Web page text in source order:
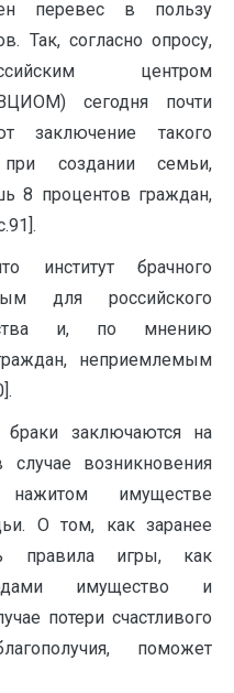
перевес в пользу
Так, согласно опросу,
центром
сегодня почти
заключение такого
создании семьи,
8 процентов граждан,
институт брачного
для российского
и, по мнению
неприемлемым
заключаются на
возникновения
имуществе
О том, как заранее
правила игры, как
имущество и
потери счастливого
поможет